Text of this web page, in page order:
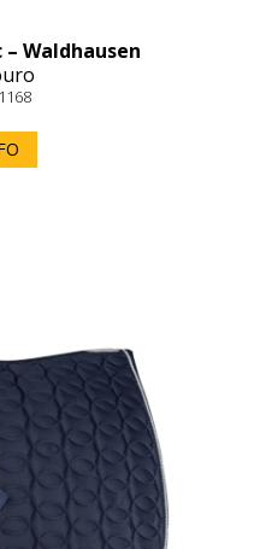
– Waldhausen